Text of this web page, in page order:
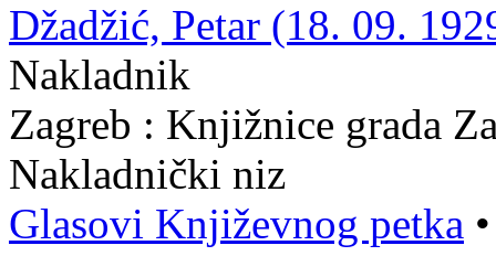
Džadžić, Petar (18. 09.
Nakladnik
Zagreb : Knjižnice grada
Nakladnički niz
Glasovi Književnog petka